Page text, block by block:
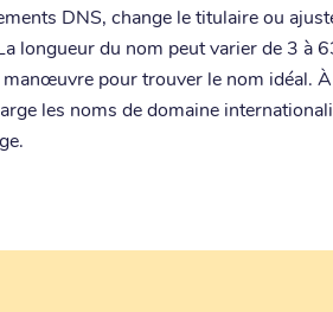
DNS, change le titulaire ou
longueur du nom peut varier de 3 à
manœuvre pour trouver le nom idéal.
les noms de domaine